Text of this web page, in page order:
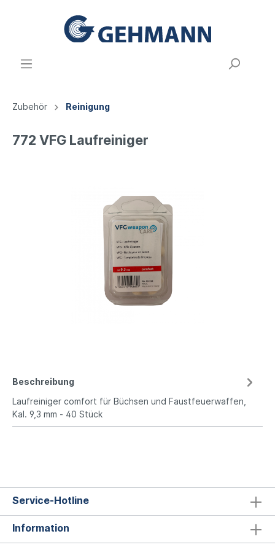
Zubehör Reinigung
772 VFG Laufreiniger
Beschreibung
Laufreiniger comfort für Büchsen und Faustfeuerwaffen,
Kal. 9,3 mm - 40 Stück
Service-Hotline
Information